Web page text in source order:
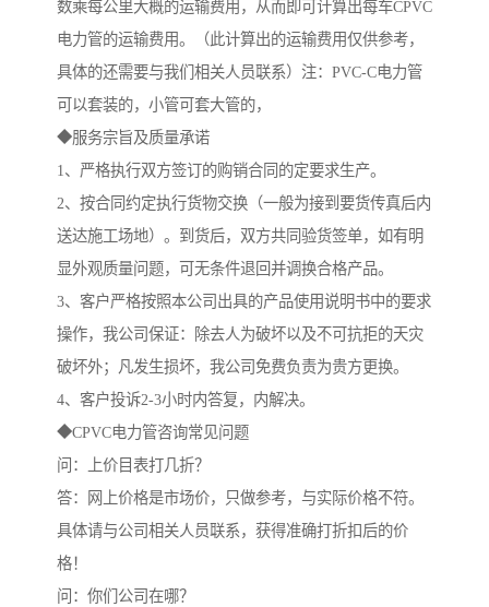
数乘每公里大概的运输费用，从而即可计算出每车CPVC
电力管的运输费用。（此计算出的运输费用仅供参考，
具体的还需要与我们相关人员联系）注：PVC-C电力管
可以套装的，小管可套大管的，
◆服务宗旨及质量承诺
1、严格执行双方签订的购销合同的定要求生产。
2、按合同约定执行货物交换（一般为接到要货传真后内
送达施工场地）。到货后，双方共同验货签单，如有明
显外观质量问题，可无条件退回并调换合格产品。
3、客户严格按照本公司出具的产品使用说明书中的要求
操作，我公司保证：除去人为破坏以及不可抗拒的天灾
破坏外；凡发生损坏，我公司免费负责为贵方更换。
4、客户投诉2-3小时内答复，内解决。
◆CPVC电力管咨询常见问题
问：上价目表打几折？
答：网上价格是市场价，只做参考，与实际价格不符。
具体请与公司相关人员联系，获得准确打折扣后的价
格！
问：你们公司在哪？